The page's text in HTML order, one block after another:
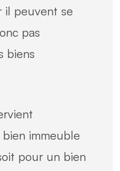
il peuvent se
pas
biens
immeuble
pour un bien